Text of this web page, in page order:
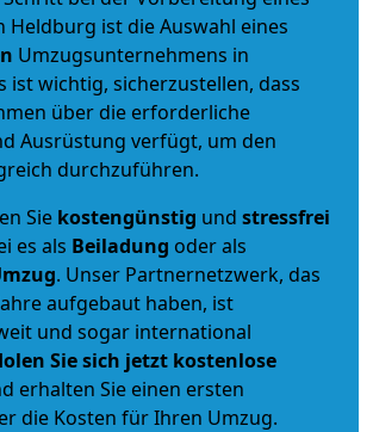
Heldburg ist die Auswahl eines
Umzugsunternehmens in
ist wichtig, sicherzustellen, dass
über die erforderliche
Ausrüstung verfügt, um den
durchzuführen.
Sie kostengünstig und stressfrei
es als Beiladung oder als
. Unser Partnernetzwerk, das
aufgebaut haben, ist
und sogar international
Sie sich jetzt kostenlose
erhalten Sie einen ersten
die Kosten für Ihren Umzug.